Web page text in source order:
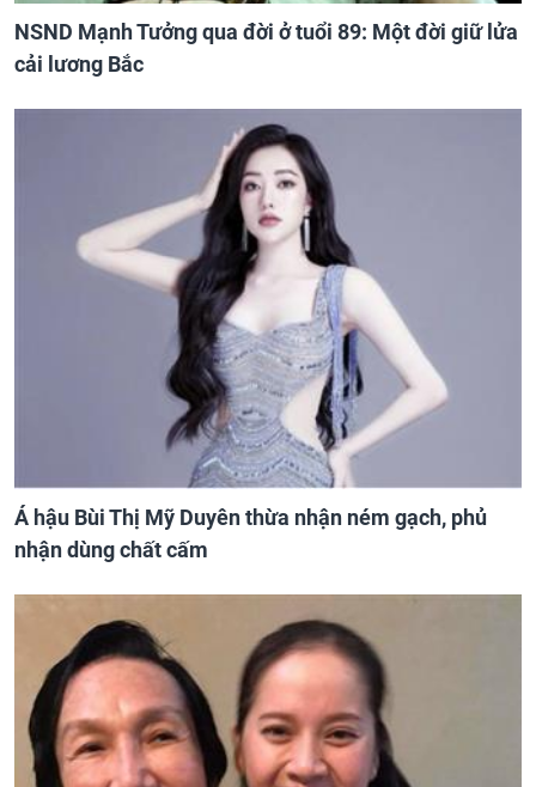
NSND Mạnh Tưởng qua đời ở tuổi 89: Một đời giữ lửa
cải lương Bắc
Á hậu Bùi Thị Mỹ Duyên thừa nhận ném gạch, phủ
nhận dùng chất cấm